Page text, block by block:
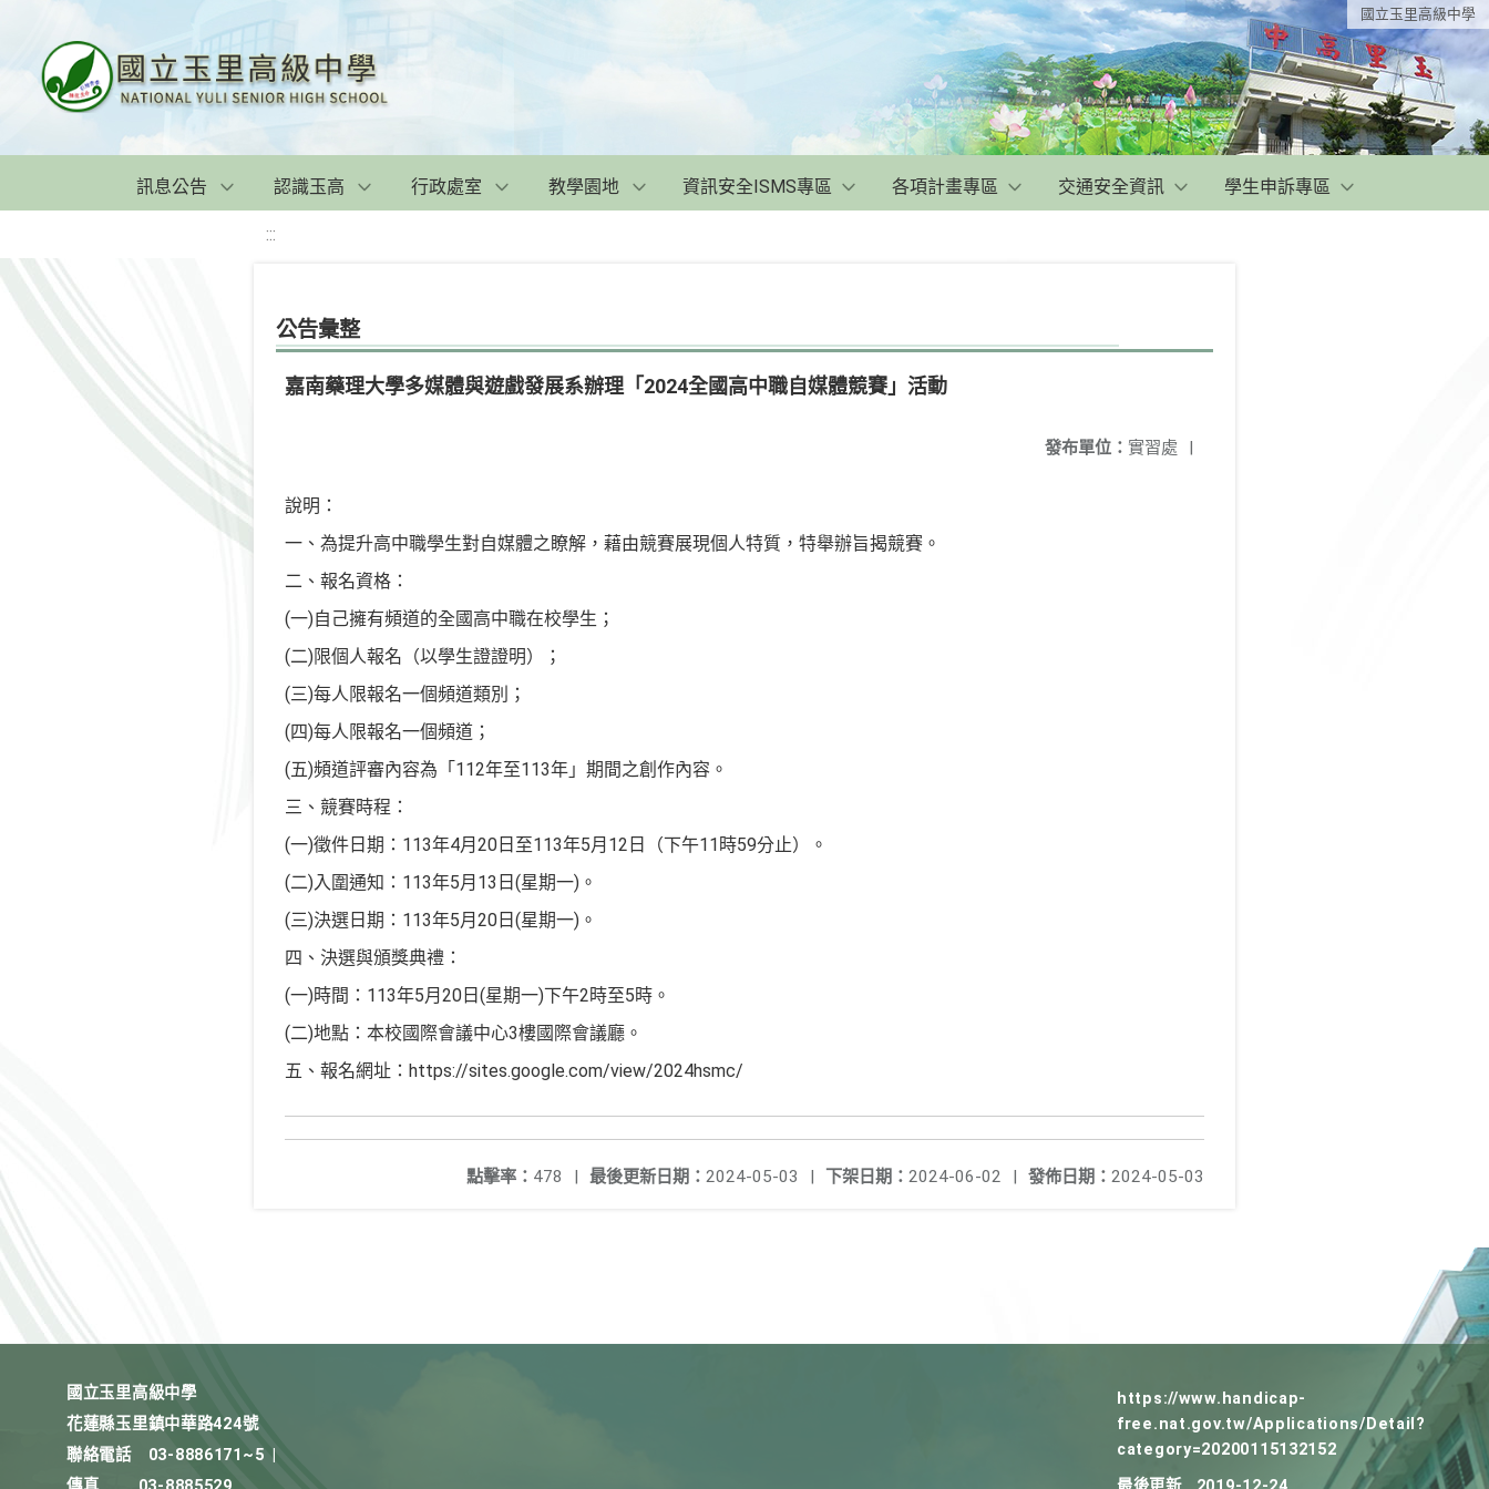
國立玉里高級中學
訊息公告 認識玉高 行政處室 教學園地 資訊安全ISMS專區 各項計畫專區 交通安全資訊 學生申訴專區
:::
公告彙整
嘉南藥理大學多媒體與遊戲發展系辦理「2024全國高中職自媒體競賽」活動
發布單位： 實習處 |
說明：
一、為提升高中職學生對自媒體之瞭解，藉由競賽展現個人特質，特舉辦旨揭競賽。
二、報名資格：
(一)自己擁有頻道的全國高中職在校學生；
(二)限個人報名（以學生證證明）；
(三)每人限報名一個頻道類別；
(四)每人限報名一個頻道；
(五)頻道評審內容為「112年至113年」期間之創作內容。
三、競賽時程：
(一)徵件日期：113年4月20日至113年5月12日（下午11時59分止）。
(二)入圍通知：113年5月13日(星期一)。
(三)決選日期：113年5月20日(星期一)。
四、決選與頒獎典禮：
(一)時間：113年5月20日(星期一)下午2時至5時。
(二)地點：本校國際會議中心3樓國際會議廳。
五、報名網址：https://sites.google.com/view/2024hsmc/
發佈日期： 2024-05-03
下架日期： 2024-06-02 |
最後更新日期： 2024-05-03 |
點擊率： 478 |
國立玉里高級中學
花蓮縣玉里鎮中華路424號
聯絡電話
03-8886171~5
https://www.handicap-
free.nat.gov.tw/Applications/Detail?
category=20200115132152